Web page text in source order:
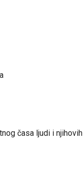
časa ljudi i njihovih